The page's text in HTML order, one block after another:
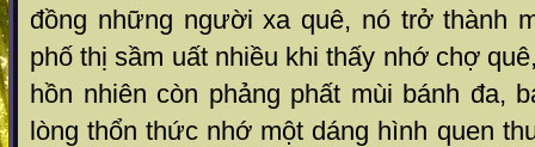
đồng những người xa quê, nó trở thành
phố thị sầm uất nhiều khi thấy nhớ chợ
hồn nhiên còn phảng phất mùi bánh đa,
lòng thổn thức nhớ một dáng hình quen